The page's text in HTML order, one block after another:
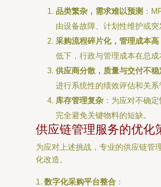
品类繁杂，需求难以预测 ：
由设备故障、计划性维护或
采购流程碎片化，管理成本高
低下，行政与管理成本在总成
供应商分散，质量与交付不稳
进行系统性的绩效评估和关系
库存管理复杂 ：为应对不确
完全避免关键物料的短缺。
供应链管理服务的优化
为应对上述挑战，专业的供应链管
化改造。
1. 数字化采购平台整合 ：